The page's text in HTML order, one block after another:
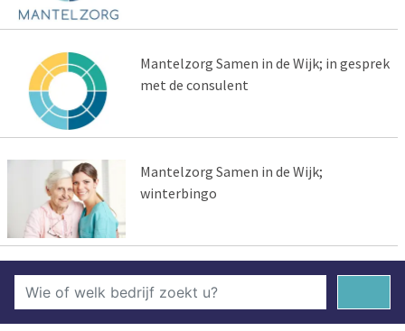
Mantelzorg Samen in de Wijk; in gesprek
met de consulent
Mantelzorg Samen in de Wijk;
winterbingo